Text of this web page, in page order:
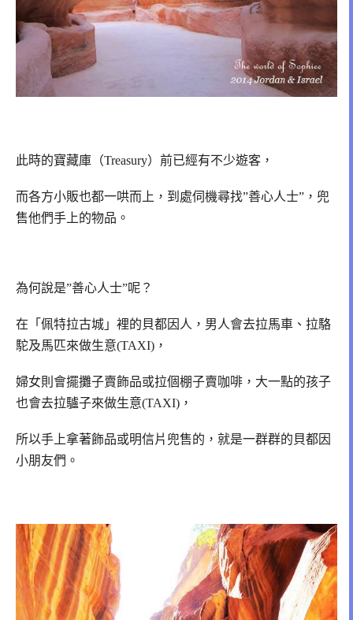
此時的寶藏庫（Treasury）前已經有不少遊客，
而各方小販也都一哄而上，到處伺機尋找”善心人士”，兜
售他們手上的物品。
為何說是”善心人士”呢？
在「佩特拉古城」裡的貝都因人，男人會去拉馬車、拉駱
駝及馬匹來做生意(TAXI)，
婦女則會擺攤子賣飾品或拉個棚子賣咖啡，大一點的孩子
也會去拉驢子來做生意(TAXI)，
所以手上拿著飾品或明信片兜售的，就是一群群的貝都因
小朋友們。